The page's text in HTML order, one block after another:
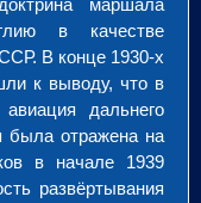
в качестве
В конце 1930-х
к выводу, что в
дальнего
была отражена на
в начале 1939
развёртывания